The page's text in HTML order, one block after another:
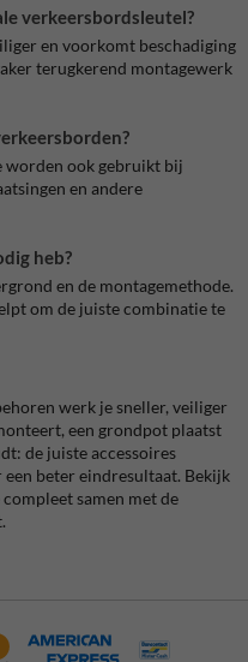
verkeersbordsleutel?
en voorkomt beschadiging
terugkerend montagewerk
worden ook gebruikt bij
en andere
heb?
en de montagemethode.
om de juiste combinatie te
werk je sneller, veiliger
een grondpot plaatst
de juiste accessoires
beter eindresultaat. Bekijk
samen met de